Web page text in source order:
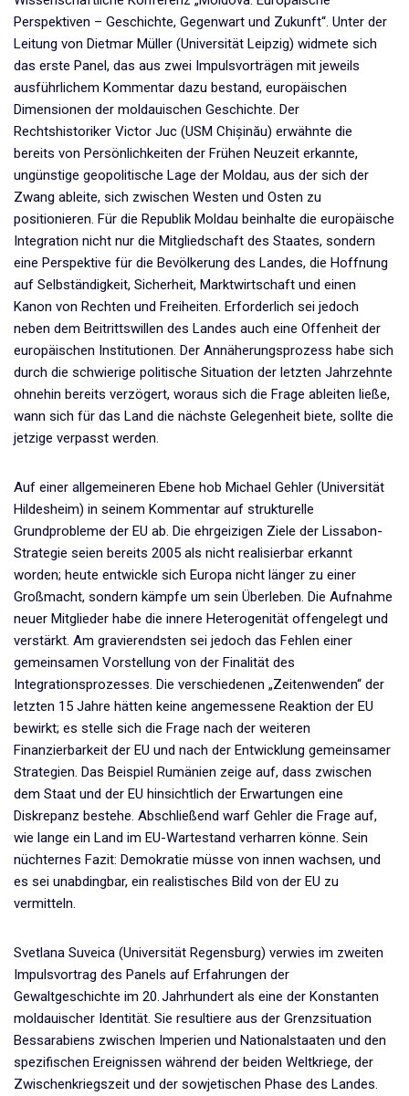
Perspektiven – Geschichte, Gegenwart und Zukunft“. Unter der
Leitung von Dietmar Müller (Universität Leipzig) widmete sich
das erste Panel, das aus zwei Impulsvorträgen mit jeweils
ausführlichem Kommentar dazu bestand, europäischen
Dimensionen der moldauischen Geschichte. Der
Rechtshistoriker Victor Juc (USM Chișinău) erwähnte die
bereits von Persönlichkeiten der Frühen Neuzeit erkannte,
ungünstige geopolitische Lage der Moldau, aus der sich der
Zwang ableite, sich zwischen Westen und Osten zu
positionieren. Für die Republik Moldau beinhalte die europäische
Integration nicht nur die Mitgliedschaft des Staates, sondern
eine Perspektive für die Bevölkerung des Landes, die Hoffnung
auf Selbständigkeit, Sicherheit, Marktwirtschaft und einen
Kanon von Rechten und Freiheiten. Erforderlich sei jedoch
neben dem Beitrittswillen des Landes auch eine Offenheit der
europäischen Institutionen. Der Annäherungsprozess habe sich
durch die schwierige politische Situation der letzten Jahrzehnte
ohnehin bereits verzögert, woraus sich die Frage ableiten ließe,
wann sich für das Land die nächste Gelegenheit biete, sollte die
jetzige verpasst werden.
Auf einer allgemeineren Ebene hob Michael Gehler (Universität
Hildesheim) in seinem Kommentar auf strukturelle
Grundprobleme der EU ab. Die ehrgeizigen Ziele der Lissabon-
Strategie seien bereits 2005 als nicht realisierbar erkannt
worden; heute entwickle sich Europa nicht länger zu einer
Großmacht, sondern kämpfe um sein Überleben. Die Aufnahme
neuer Mitglieder habe die innere Heterogenität offengelegt und
verstärkt. Am gravierendsten sei jedoch das Fehlen einer
gemeinsamen Vorstellung von der Finalität des
Integrationsprozesses. Die verschiedenen „Zeitenwenden“ der
letzten 15 Jahre hätten keine angemessene Reaktion der EU
bewirkt; es stelle sich die Frage nach der weiteren
Finanzierbarkeit der EU und nach der Entwicklung gemeinsamer
Strategien. Das Beispiel Rumänien zeige auf, dass zwischen
dem Staat und der EU hinsichtlich der Erwartungen eine
Diskrepanz bestehe. Abschließend warf Gehler die Frage auf,
wie lange ein Land im EU-Wartestand verharren könne. Sein
nüchternes Fazit: Demokratie müsse von innen wachsen, und
es sei unabdingbar, ein realistisches Bild von der EU zu
vermitteln.
Svetlana Suveica (Universität Regensburg) verwies im zweiten
Impulsvortrag des Panels auf Erfahrungen der
Gewaltgeschichte im 20. Jahrhundert als eine der Konstanten
moldauischer Identität. Sie resultiere aus der Grenzsituation
Bessarabiens zwischen Imperien und Nationalstaaten und den
spezifischen Ereignissen während der beiden Weltkriege, der
Zwischenkriegszeit und der sowjetischen Phase des Landes.